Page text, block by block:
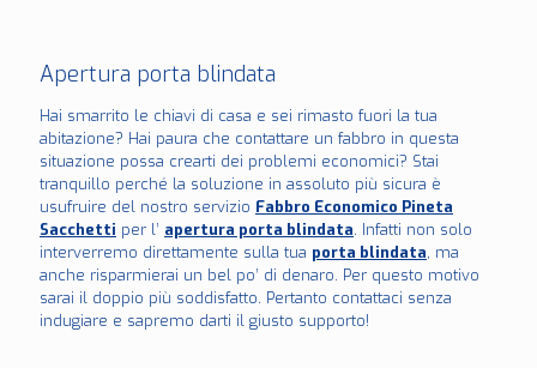
Apertura porta blindata
Hai smarrito le chiavi di casa e sei rimasto fuori la tua
abitazione? Hai paura che contattare un fabbro in questa
situazione possa crearti dei problemi economici? Stai
tranquillo perché la soluzione in assoluto più sicura è
usufruire del nostro servizio Fabbro Economico Pineta
Sacchetti per l’ apertura porta blindata. Infatti non solo
interverremo direttamente sulla tua porta blindata, ma
anche risparmierai un bel po’ di denaro. Per questo motivo
sarai il doppio più soddisfatto. Pertanto contattaci senza
indugiare e sapremo darti il giusto supporto!